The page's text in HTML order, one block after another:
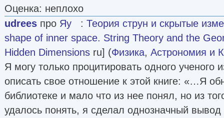
Оценка: неплохо
udrees про Яу : Теория струн и скрытые
shape of inner space. String Theory and the
Hidden Dimensions ru] (Физика, Астрономия и
Я могу только процитировать одного ученого
описать свое отношение к этой книге: «…Я
библиотеке и мало что из нее понял, но из
удалось понять, я сделал однозначный вывод